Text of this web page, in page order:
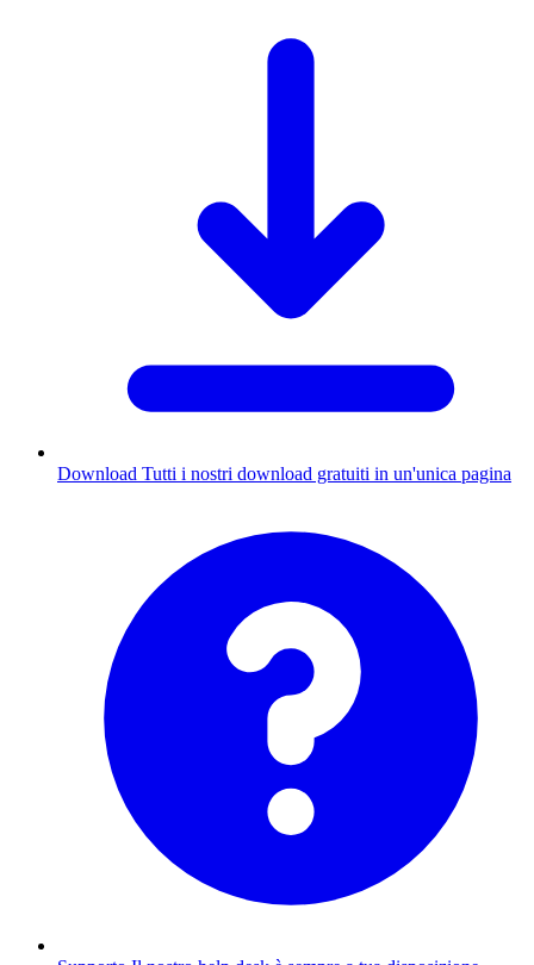
Download Tutti i nostri download gratuiti in un'unica pagina